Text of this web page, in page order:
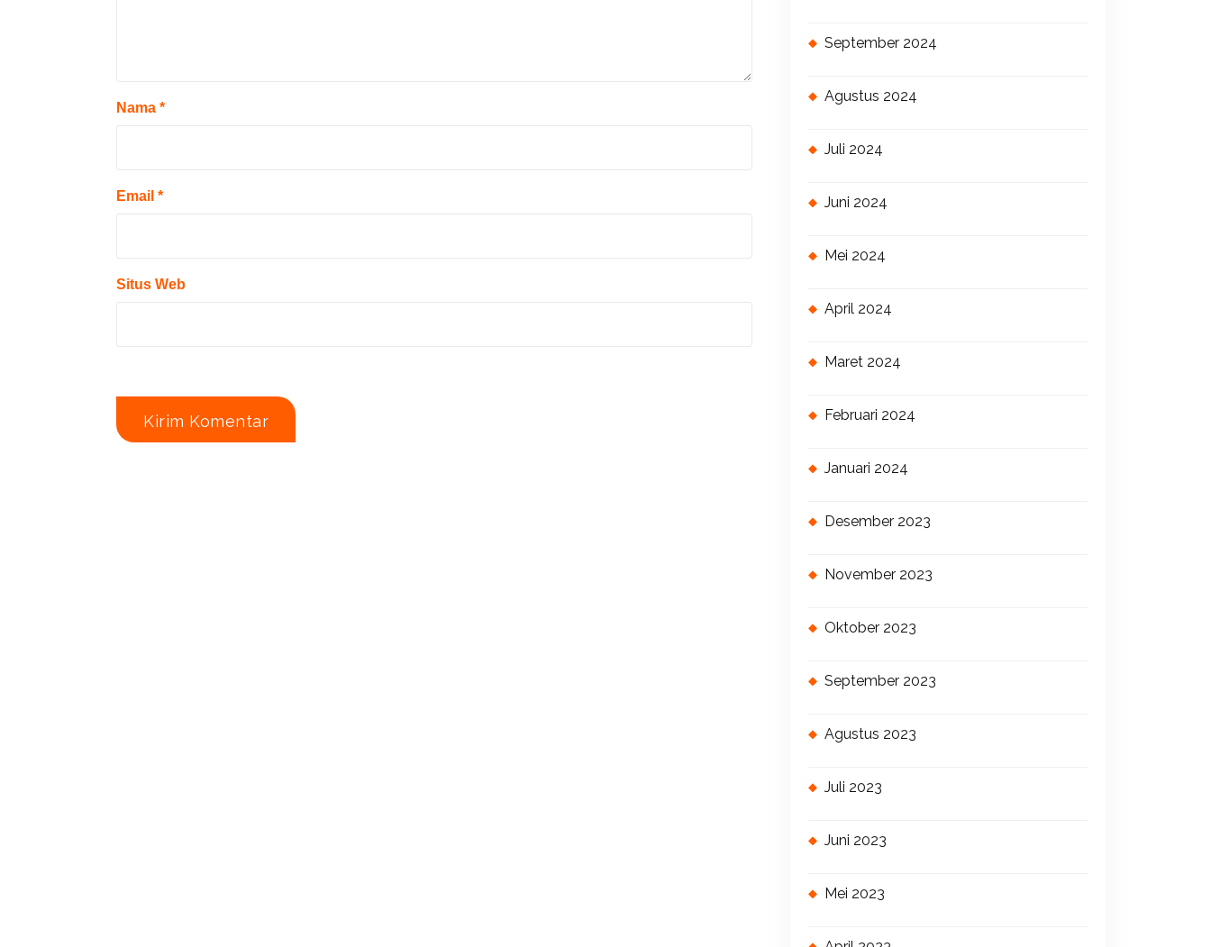
Nama *
Email *
Situs Web
September 2024
Agustus 2024
Juli 2024
Juni 2024
Mei 2024
April 2024
Maret 2024
Februari 2024
Januari 2024
Desember 2023
November 2023
Oktober 2023
September 2023
Agustus 2023
Juli 2023
Juni 2023
Mei 2023